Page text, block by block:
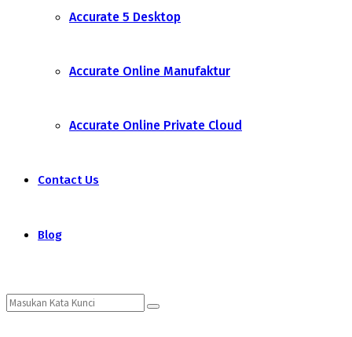
Accurate 5 Desktop
Accurate Online Manufaktur
Accurate Online Private Cloud
Contact Us
Blog
Search
Search